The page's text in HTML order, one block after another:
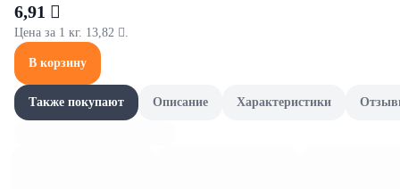
6,91 
Цена за 1 кг. 13,82 .
В корзину
Также покупают Описание Характеристики